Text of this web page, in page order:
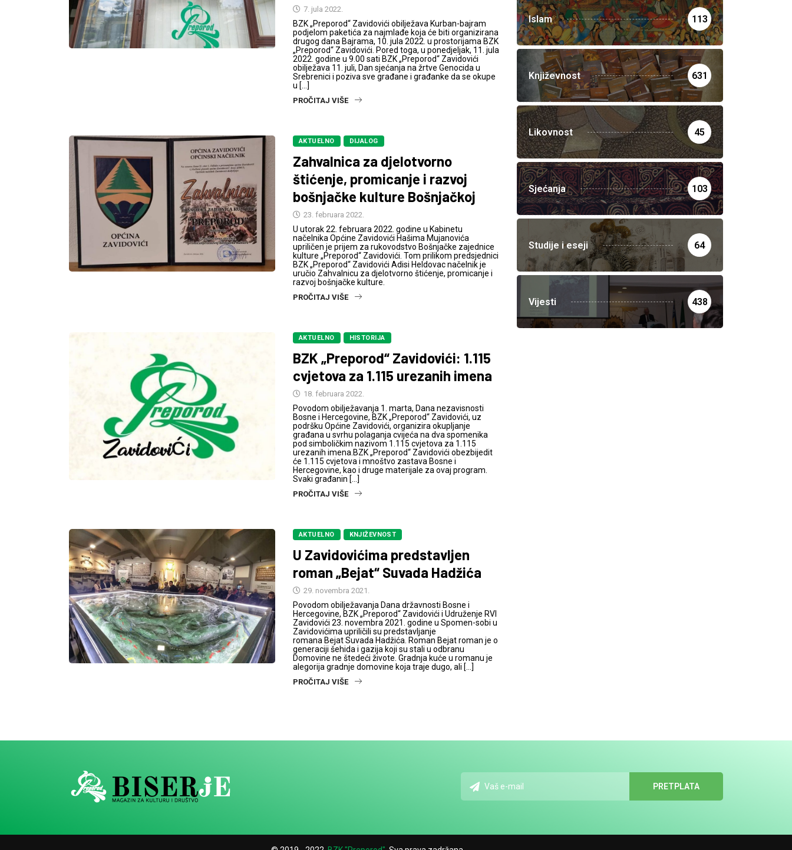
7. jula 2022.
BZK „Preporod“ Zavidovići obilježava Kurban-bajram
podjelom paketića za najmlađe koja će biti organizirana
drugog dana Bajrama, 10. jula 2022. u prostorijama BZK
„Preporod“ Zavidovići. Pored toga, u ponedjeljak, 11. jula
2022. godine u 9.00 sati BZK „Preporod“ Zavidovići
obilježava 11. juli, Dan sjećanja na žrtve Genocida u
Srebrenici i poziva sve građane i građanke da se okupe
u […]
PROČITAJ VIŠE
AKTUELNO DIJALOG
Zahvalnica za djelotvorno
štićenje, promicanje i razvoj
bošnjačke kulture Bošnjačkoj
23. februara 2022.
U utorak 22. februara 2022. godine u Kabinetu
načelnika Općine Zavidovići Hašima Mujanovića
upriličen je prijem za rukovodstvo Bošnjačke zajednice
kulture „Preporod“ Zavidovići. Tom prilikom predsjednici
BZK „Preporod“ Zavidovići Adisi Heldovac načelnik je
uručio Zahvalnicu za djelotvorno štićenje, promicanje i
razvoj bošnjačke kulture.
PROČITAJ VIŠE
AKTUELNO HISTORIJA
BZK „Preporod“ Zavidovići: 1.115
cvjetova za 1.115 urezanih imena
18. februara 2022.
Povodom obilježavanja 1. marta, Dana nezavisnosti
Bosne i Hercegovine, BZK „Preporod“ Zavidovići, uz
podršku Općine Zavidovići, organizira okupljanje
građana u svrhu polaganja cvijeća na dva spomenika
pod simboličkim nazivom 1.115 cvjetova za 1.115
urezanih imena.BZK „Preporod“ Zavidovići obezbijedit
će 1.115 cvjetova i mnoštvo zastava Bosne i
Hercegovine, kao i druge materijale za ovaj program.
Svaki građanin […]
PROČITAJ VIŠE
AKTUELNO KNJIŽEVNOST
U Zavidovićima predstavljen
roman „Bejat“ Suvada Hadžića
29. novembra 2021.
Povodom obilježavanja Dana državnosti Bosne i
Hercegovine, BZK „Preporod“ Zavidovići i Udruženje RVI
Zavidovići 23. novembra 2021. godine u Spomen-sobi u
Zavidovićima upriličili su predstavljanje
romana Bejat Suvada Hadžića. Roman Bejat roman je o
generaciji šehida i gazija koji su stali u odbranu
Domovine ne štedeći živote. Gradnja kuće u romanu je
alegorija gradnje domovine koja traje dugo, ali […]
PROČITAJ VIŠE
Islam 113
Književnost 631
Likovnost 45
Sjećanja 103
Studije i eseji 64
Vijesti 438